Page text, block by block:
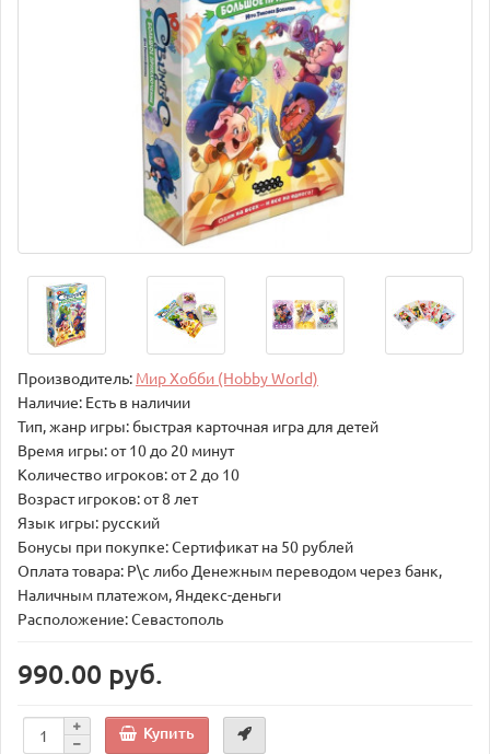
Производитель: Мир Хобби (Hobby World)
Наличие: Есть в наличии
Тип, жанр игры: быстрая карточная игра для детей
Время игры: от 10 до 20 минут
Количество игроков: от 2 до 10
Возраст игроков: от 8 лет
Язык игры: русский
Бонусы при покупке: Сертификат на 50 рублей
Оплата товара: Р\с либо Денежным переводом через банк,
Наличным платежом, Яндекс-деньги
Расположение: Севастополь
990.00 руб.
Купить